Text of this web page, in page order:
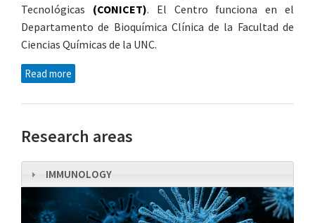
Tecnológicas (CONICET). El Centro funciona en el
Departamento de Bioquímica Clínica de la Facultad de
Ciencias Químicas de la UNC.
Read more
Research areas
IMMUNOLOGY